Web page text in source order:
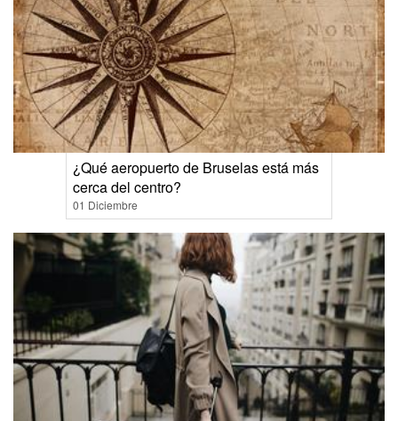
¿Qué aeropuerto de Bruselas está más
cerca del centro?
01 Diciembre